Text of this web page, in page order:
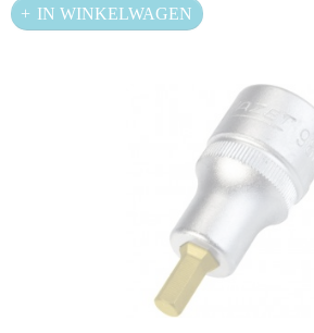
IN WINKELWAGEN